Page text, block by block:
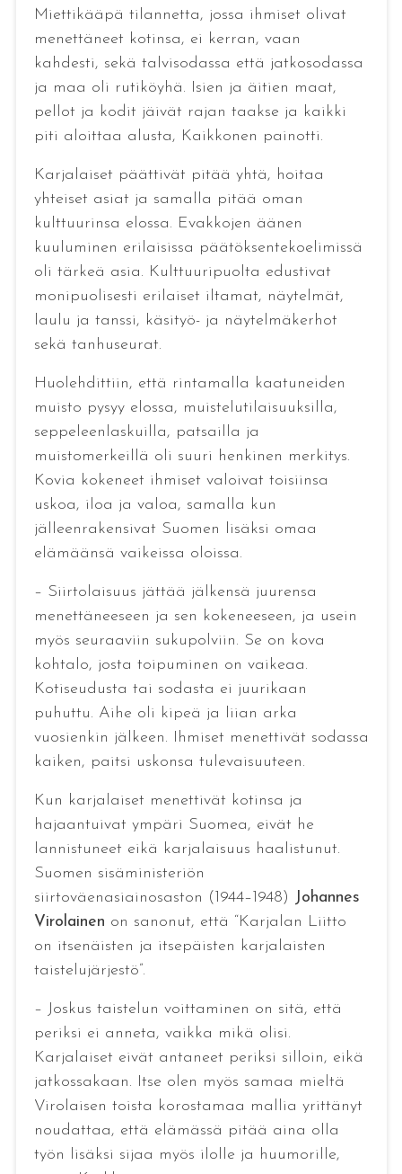
Miettikääpä tilannetta, jossa ihmiset olivat
menettäneet kotinsa, ei kerran, vaan
kahdesti, sekä talvisodassa että jatkosodassa
ja maa oli rutiköyhä. Isien ja äitien maat,
pellot ja kodit jäivät rajan taakse ja kaikki
piti aloittaa alusta, Kaikkonen painotti.
Karjalaiset päättivät pitää yhtä, hoitaa
yhteiset asiat ja samalla pitää oman
kulttuurinsa elossa. Evakkojen äänen
kuuluminen erilaisissa päätöksentekoelimissä
oli tärkeä asia. Kulttuuripuolta edustivat
monipuolisesti erilaiset iltamat, näytelmät,
laulu ja tanssi, käsityö- ja näytelmäkerhot
sekä tanhuseurat.
Huolehdittiin, että rintamalla kaatuneiden
muisto pysyy elossa, muistelutilaisuuksilla,
seppeleenlaskuilla, patsailla ja
muistomerkeillä oli suuri henkinen merkitys.
Kovia kokeneet ihmiset valoivat toisiinsa
uskoa, iloa ja valoa, samalla kun
jälleenrakensivat Suomen lisäksi omaa
elämäänsä vaikeissa oloissa.
– Siirtolaisuus jättää jälkensä juurensa
menettäneeseen ja sen kokeneeseen, ja usein
myös seuraaviin sukupolviin. Se on kova
kohtalo, josta toipuminen on vaikeaa.
Kotiseudusta tai sodasta ei juurikaan
puhuttu. Aihe oli kipeä ja liian arka
vuosienkin jälkeen. Ihmiset menettivät sodassa
kaiken, paitsi uskonsa tulevaisuuteen.
Kun karjalaiset menettivät kotinsa ja
hajaantuivat ympäri Suomea, eivät he
lannistuneet eikä karjalaisuus haalistunut.
Suomen sisäministeriön
siirtoväenasiainosaston (1944–1948) Johannes
Virolainen on sanonut, että “Karjalan Liitto
on itsenäisten ja itsepäisten karjalaisten
taistelujärjestö”.
– Joskus taistelun voittaminen on sitä, että
periksi ei anneta, vaikka mikä olisi.
Karjalaiset eivät antaneet periksi silloin, eikä
jatkossakaan. Itse olen myös samaa mieltä
Virolaisen toista korostamaa mallia yrittänyt
noudattaa, että elämässä pitää aina olla
työn lisäksi sijaa myös ilolle ja huumorille,